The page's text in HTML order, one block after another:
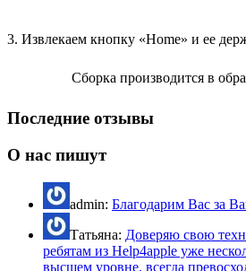
3. Извлекаем кнопку «Home» и ее
Сборка производится в
Последние отзывы
О нас пишут
admin: Благодарим Вас за
Татьяна: Доверяю свою
ребятам из Help4apple уже
высшем уровне, всегда